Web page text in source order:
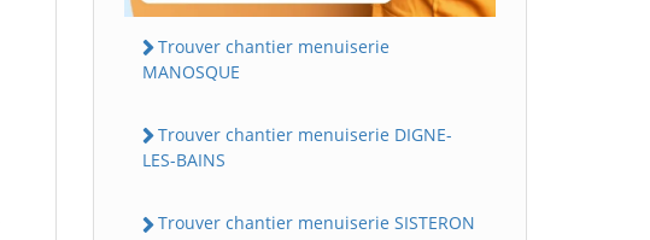
Trouver chantier menuiserie
MANOSQUE
Trouver chantier menuiserie DIGNE-
LES-BAINS
Trouver chantier menuiserie SISTERON